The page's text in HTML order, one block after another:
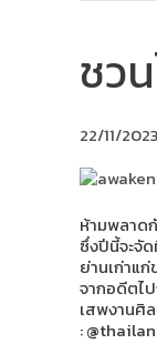
ชว
22/11/2023
ห้ามพลาด
ซึ่งปีนี้จะจั
ย่านเก่าแ
จากอดีตไ
เสพงานศิ
:
ไป
งาน
Bangkok
ปี